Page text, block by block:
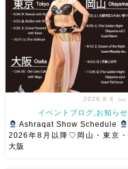
2026.8.4 tue.
イベントブログ,お知らせ
Ashraqat Show Schedule
2026年8月以降♡岡山・東京・
大阪